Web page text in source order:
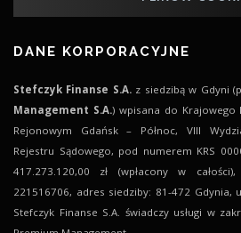
DANE KORPORACYJNE
Stefczyk Finanse S.A.z siedzibą w Gdyni
Management S.A.) wpisana do Krajowego
Rejonowym Gdańsk – Północ, VIII
Rejestru Sądowego, pod numerem KRS
417.273.120,00 zł (wpłacony w
221516706, adres siedziby: 81-472 Gdynia,
Stefczyk Finanse S.A. świadczy usługi w